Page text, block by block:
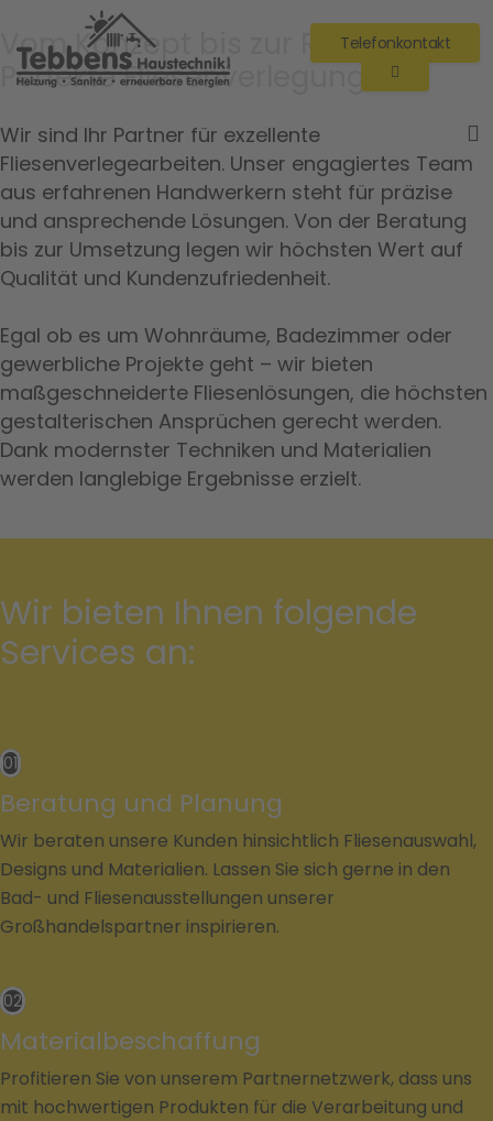
Telefonkontakt
Vom Konzept bis zur Realität:
Perfekte Fliesenverlegung.
Wir sind Ihr Partner für exzellente
Fliesenverlegearbeiten. Unser engagiertes Team
aus erfahrenen Handwerkern steht für präzise
und ansprechende Lösungen. Von der Beratung
bis zur Umsetzung legen wir höchsten Wert auf
Qualität und Kundenzufriedenheit.
Egal ob es um Wohnräume, Badezimmer oder
gewerbliche Projekte geht – wir bieten
maßgeschneiderte Fliesenlösungen, die höchsten
gestalterischen Ansprüchen gerecht werden.
Dank modernster Techniken und Materialien
werden langlebige Ergebnisse erzielt.
Wir bieten Ihnen folgende
Services an:
01
Beratung und Planung
Wir beraten unsere Kunden hinsichtlich Fliesenauswahl,
Designs und Materialien. Lassen Sie sich gerne in den
Bad- und Fliesenausstellungen unserer
Großhandelspartner inspirieren.
02
Materialbeschaffung
Profitieren Sie von unserem Partnernetzwerk, dass uns
mit hochwertigen Produkten für die Verarbeitung und